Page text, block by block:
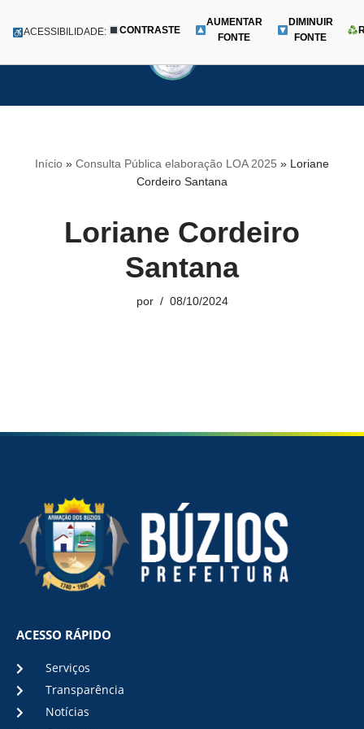
para
Menu
ACESSIBILIDADE: CONTRASTE
AUMENTAR
FONTE
DIMINUIR
FONTE
Início » Consulta Pública elaboração LOA 2025 » Loriane
Cordeiro Santana
Loriane Cordeiro
Santana
por 08/10/2024
ACESSO RÁPIDO
Serviços
Transparência
Notícias